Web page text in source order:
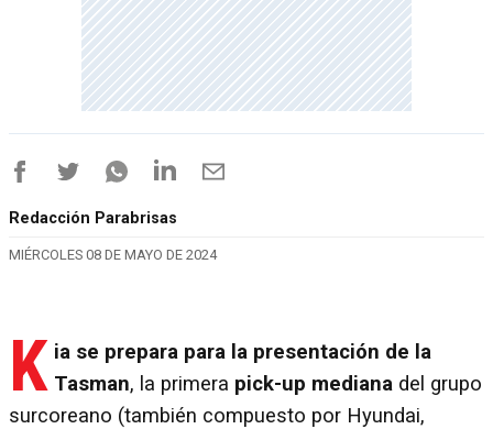
Redacción Parabrisas
MIÉRCOLES 08 DE MAYO DE 2024
K ia se prepara para la presentación de la
Tasman, la primera pick-up mediana del grupo
surcoreano (también compuesto por Hyundai,